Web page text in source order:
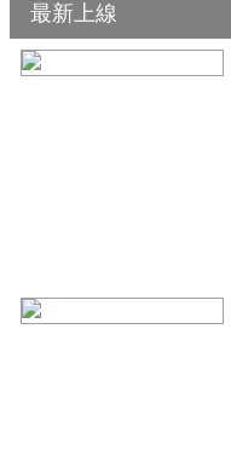
最新上線